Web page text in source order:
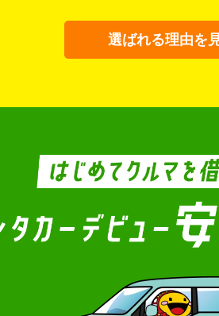
選ばれる理由を